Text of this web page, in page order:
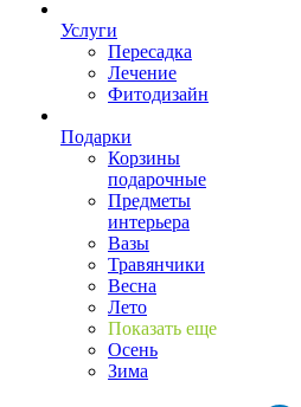
Услуги
Пересадка
Лечение
Фитодизайн
Подарки
Корзины
подарочные
Предметы
интерьера
Вазы
Травянчики
Весна
Лето
Показать еще
Осень
Зима